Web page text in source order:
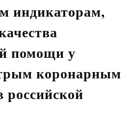
индикаторам,
помощи у
коронарным
российской